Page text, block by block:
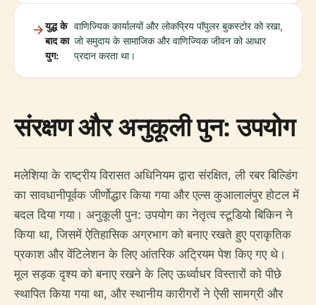
युद्ध के
बाद का
युग:
वाणिज्यिक कार्यालयों और लोकप्रिय पॉपुलर बुकस्टोर को रखा,
जो समुदाय के सामाजिक और वाणिज्यिक जीवन को आधार
प्रदान करता था।
संरक्षण और अनुकूली पुन: उपयोग
मलेशिया के राष्ट्रीय विरासत अधिनियम द्वारा संरक्षित, ली रबर बिल्डिंग
का सावधानीपूर्वक जीर्णोद्धार किया गया और एल्स कुआलालंपुर होटल में
बदल दिया गया। अनुकूली पुन: उपयोग का नेतृत्व स्टूडियो बिकिन ने
किया था, जिसमें ऐतिहासिक अग्रभाग को बनाए रखते हुए प्राकृतिक
प्रकाश और वेंटिलेशन के लिए आंतरिक अट्रियम पेश किए गए थे।
मूल सड़क दृश्य को बनाए रखने के लिए ऊर्ध्वाधर विस्तारों को पीछे
स्थापित किया गया था, और स्थानीय कारीगरों ने ऐसी सामग्री और